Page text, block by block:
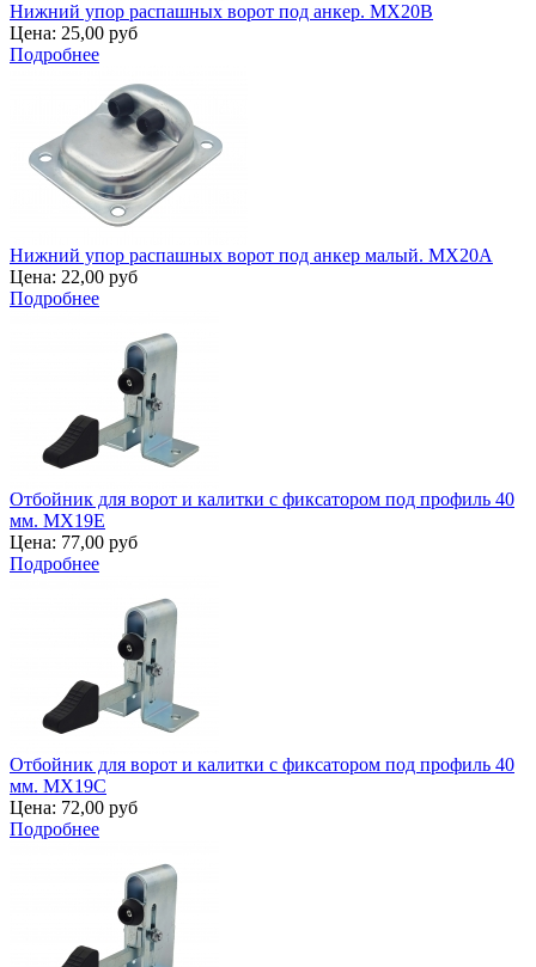
Нижний упор распашных ворот под анкер. MX20B
Цена: 25,00 руб
Подробнее
Нижний упор распашных ворот под анкер малый. MX20A
Цена: 22,00 руб
Подробнее
Отбойник для ворот и калитки с фиксатором под профиль 40
мм. MX19E
Цена: 77,00 руб
Подробнее
Отбойник для ворот и калитки с фиксатором под профиль 40
мм. MX19C
Цена: 72,00 руб
Подробнее